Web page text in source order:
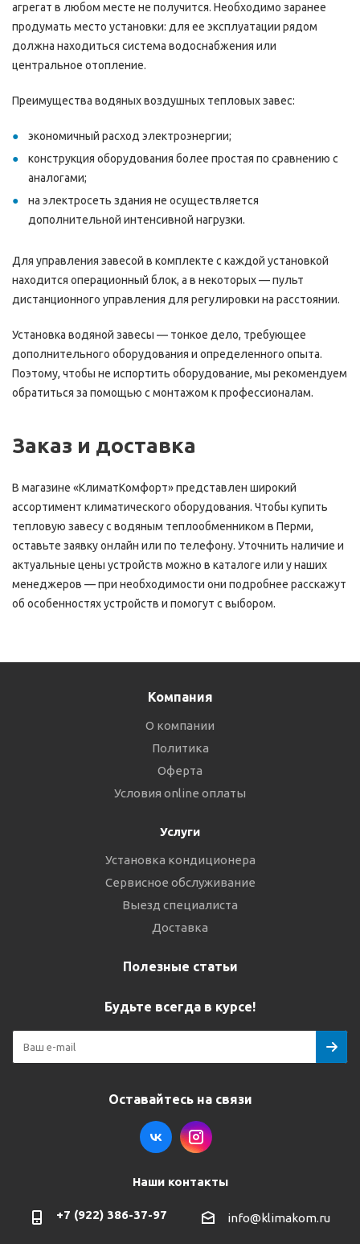
агрегат в любом месте не получится. Необходимо заранее
продумать место установки: для ее эксплуатации рядом
должна находиться система водоснабжения или
центральное отопление.
Преимущества водяных воздушных тепловых завес:
экономичный расход электроэнергии;
конструкция оборудования более простая по сравнению с
аналогами;
на электросеть здания не осуществляется
дополнительной интенсивной нагрузки.
Для управления завесой в комплекте с каждой установкой
находится операционный блок, а в некоторых — пульт
дистанционного управления для регулировки на расстоянии.
Установка водяной завесы — тонкое дело, требующее
дополнительного оборудования и определенного опыта.
Поэтому, чтобы не испортить оборудование, мы рекомендуем
обратиться за помощью с монтажом к профессионалам.
Заказ и доставка
В магазине «КлиматКомфорт» представлен широкий
ассортимент климатического оборудования. Чтобы купить
тепловую завесу с водяным теплообменником в Перми,
оставьте заявку онлайн или по телефону. Уточнить наличие и
актуальные цены устройств можно в каталоге или у наших
менеджеров — при необходимости они подробнее расскажут
об особенностях устройств и помогут с выбором.
Компания
О компании
Политика
Оферта
Условия online оплаты
Услуги
Установка кондиционера
Сервисное обслуживание
Выезд специалиста
Доставка
Полезные статьи
Будьте всегда в курсе!
Оставайтесь на связи
Наши контакты
+7 (922) 386-37-97 info@klimakom.ru